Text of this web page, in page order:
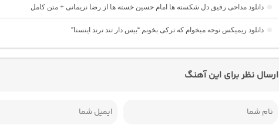
دانلود مداحی رفیق دل شکسته ها امام حسین خسته ها از رضا نریمانی + متن کامل
دانلود ریمیکس نوحه میخوام که ترکی بخونم “بیس دار تند ترند اینستا”
ارسال نظر برای این آهنگ